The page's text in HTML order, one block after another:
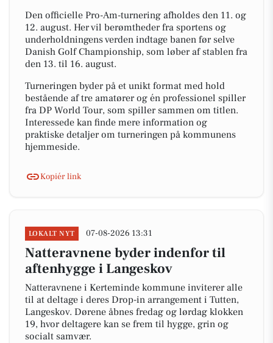
Den officielle Pro-Am-turnering afholdes den 11. og
12. august. Her vil berømtheder fra sportens og
underholdningens verden indtage banen før selve
Danish Golf Championship, som løber af stablen fra
den 13. til 16. august.
Turneringen byder på et unikt format med hold
bestående af tre amatører og én professionel spiller
fra DP World Tour, som spiller sammen om titlen.
Interessede kan finde mere information og
praktiske detaljer om turneringen på kommunens
hjemmeside.
Kopiér link
LOKALT NYT 07-08-2026 13:31
Natteravnene byder indenfor til
aftenhygge i Langeskov
Natteravnene i Kerteminde kommune inviterer alle
til at deltage i deres Drop-in arrangement i Tutten,
Langeskov. Dørene åbnes fredag og lørdag klokken
19, hvor deltagere kan se frem til hygge, grin og
socialt samvær.